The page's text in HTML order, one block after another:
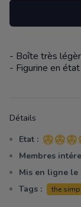
Description
- Boîte très
- Figurine en
Détails
Etat : 5 sur 5
Membres
Mis en ligne le
Tags :
the